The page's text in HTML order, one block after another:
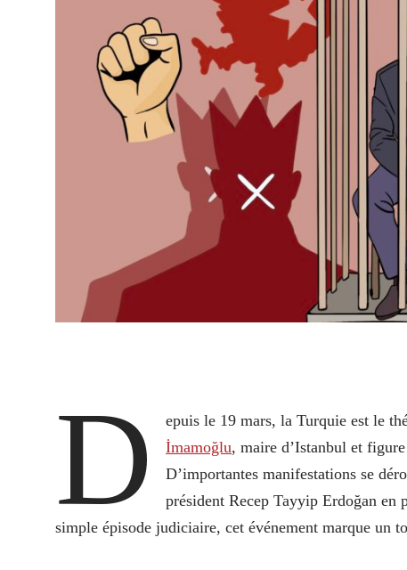
D epuis le 19 mars, la Turquie est le
İmamoğlu, maire d’Istanbul et
D’importantes manifestations se
président Recep Tayyip Erdoğan en
simple épisode judiciaire, cet événement marque un